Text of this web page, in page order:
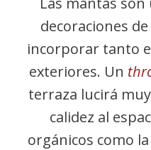
decoraciones
incorporar tanto
exteriores. Un
terraza lucirá
calidez al
orgánicos como